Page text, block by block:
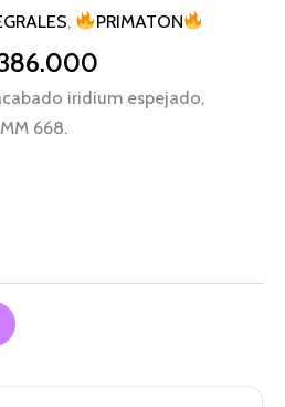
, PRIMATON
iridium espejado,
668.